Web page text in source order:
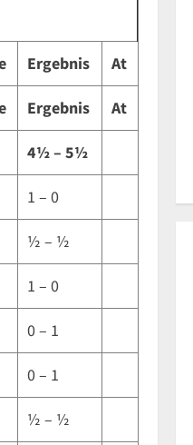
Ergebnis At
Ergebnis At
4½ – 5½
1 – 0
½ – ½
1 – 0
0 – 1
0 – 1
½ – ½